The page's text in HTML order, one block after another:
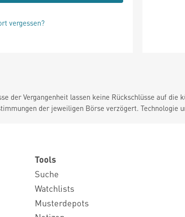
vergessen?
der Vergangenheit lassen keine Rückschlüsse auf die
der jeweiligen Börse verzögert. Technologie
Tools
Suche
Watchlists
Musterdepots